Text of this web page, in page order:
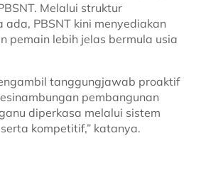
Melalui struktur
ada, PBSNT kini menyediakan
pemain lebih jelas bermula usia
tanggungjawab proaktif
pembangunan
diperkasa melalui sistem
kompetitif,” katanya.